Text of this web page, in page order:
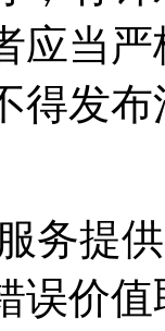
应当
得发
务提
误价